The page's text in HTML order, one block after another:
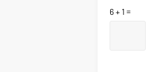
6 + 1 =